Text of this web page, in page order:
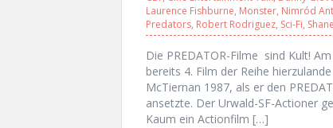
Laurence Fishburne, Monster, Nimród
Predators, Robert Rodriguez, Sci-Fi,
Die PREDATOR-Filme sind Kult!
bereits 4. Film der Reihe
McTiernan 1987, als er den
ansetzte. Der Urwald-SF-Actioner
Kaum ein Actionfilm […]